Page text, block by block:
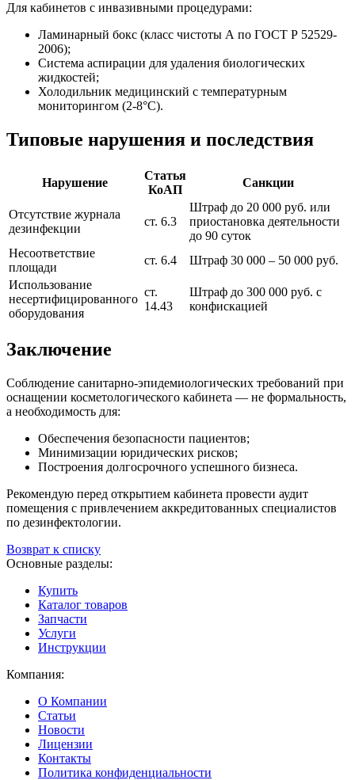
Для кабинетов с инвазивными процедурами:
Ламинарный бокс (класс чистоты А по ГОСТ Р 52529-
2006);
Система аспирации для удаления биологических
жидкостей;
Холодильник медицинский с температурным
мониторингом (2-8°C).
Типовые нарушения и последствия
Нарушение
Статья
КоАП
Санкции
Отсутствие журнала
дезинфекции
ст. 6.3
Штраф до 20 000 руб. или
приостановка деятельности
до 90 суток
Несоответствие
площади
ст. 6.4
Штраф 30 000 – 50 000 руб.
Использование
несертифицированного
оборудования
ст.
14.43
Штраф до 300 000 руб. с
конфискацией
Заключение
Соблюдение санитарно-эпидемиологических требований при
оснащении косметологического кабинета — не формальность,
а необходимость для:
Обеспечения безопасности пациентов;
Минимизации юридических рисков;
Построения долгосрочного успешного бизнеса.
Рекомендую перед открытием кабинета провести аудит
помещения с привлечением аккредитованных специалистов
по дезинфектологии.
Возврат к списку
Основные разделы:
Купить
Каталог товаров
Запчасти
Услуги
Инструкции
Компания:
О Компании
Статьи
Новости
Лицензии
Контакты
Политика конфиденциальности